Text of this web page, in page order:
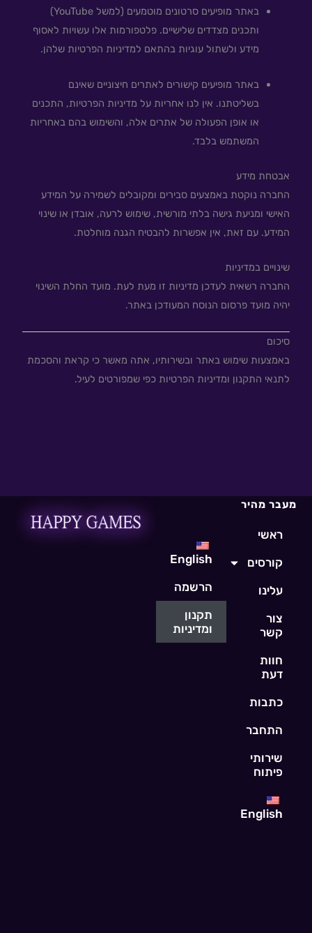
באתר מופיעים סרטונים מוטמעים (למשל YouTube)
ותכנים מצדדים שלישיים. פלטפורמות אלו עשויות לאסוף
מידע ולשתול עוגיות בהתאם למדיניות הפרטיות שלהן.
באתר מופיעים קישורים לאתרים חיצוניים שאינם
בשליטתנו. אין לנו אחריות על מדיניות הפרטיות, התכנים
או אופן הפעולה של אתרים אלה, והשימוש בהם באחריות
המשתמש בלבד.
אבטחת מידע
החברה נוקטת באמצעים סבירים ומקובלים לשמירה על המידע
האישי ומניעת גישה בלתי מורשית, שימוש לרעה, אובדן או שינוי
המידע. עם זאת, אין אפשרות להבטיח הגנה מוחלטת.
שינויים במדיניות
החברה רשאית לעדכן מדיניות זו מעת לעת. מועד החלת השינוי
יהיה מועד פרסום הנוסח המעודכן באתר.
סיכום
באמצעות שימוש באתר ובשירותיו, אתה מאשר כי קראת והסכמת
לתנאי התקנון ומדיניות הפרטיות כפי שמפורטים לעיל.
מעבר מהיר
ראשי
קורסים
עלינו
צור
קשר
חוות
דעת
כתבות
התחבר
שירותי
פיתוח
English
English
הרשמה
תקנון
ומדיניות